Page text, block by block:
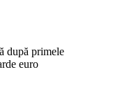
după primele
euro